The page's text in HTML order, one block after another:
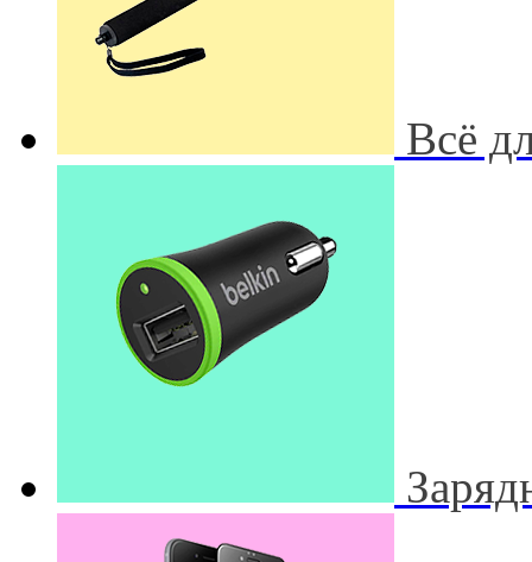
Всё